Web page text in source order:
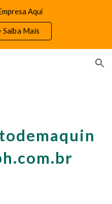
Aqui
Saiba Mais